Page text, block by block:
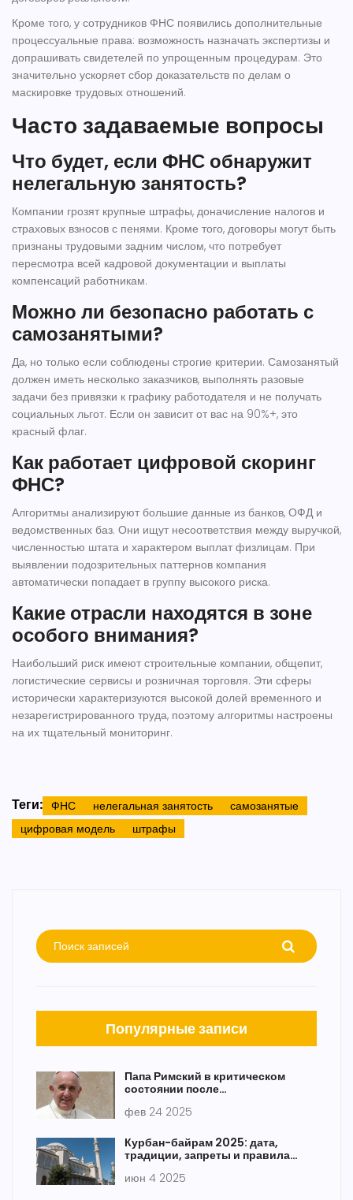
Кроме того, у сотрудников ФНС появились дополнительные
процессуальные права: возможность назначать экспертизы и
допрашивать свидетелей по упрощенным процедурам. Это
значительно ускоряет сбор доказательств по делам о
маскировке трудовых отношений.
Часто задаваемые вопросы
Что будет, если ФНС обнаружит
нелегальную занятость?
Компании грозят крупные штрафы, доначисление налогов и
страховых взносов с пенями. Кроме того, договоры могут быть
признаны трудовыми задним числом, что потребует
пересмотра всей кадровой документации и выплаты
компенсаций работникам.
Можно ли безопасно работать с
самозанятыми?
Да, но только если соблюдены строгие критерии. Самозанятый
должен иметь несколько заказчиков, выполнять разовые
задачи без привязки к графику работодателя и не получать
социальных льгот. Если он зависит от вас на 90%+, это
красный флаг.
Как работает цифровой скоринг
ФНС?
Алгоритмы анализируют большие данные из банков, ОФД и
ведомственных баз. Они ищут несоответствия между выручкой,
численностью штата и характером выплат физлицам. При
выявлении подозрительных паттернов компания
автоматически попадает в группу высокого риска.
Какие отрасли находятся в зоне
особого внимания?
Наибольший риск имеют строительные компании, общепит,
логистические сервисы и розничная торговля. Эти сферы
исторически характеризуются высокой долей временного и
незарегистрированного труда, поэтому алгоритмы настроены
на их тщательный мониторинг.
Теги: ФНС нелегальная занятость
самозанятые
цифровая модель
штрафы
Популярные записи
Папа Римский в критическом
состоянии после
фев 24 2025
Курбан-байрам 2025: дата,
традиции, запреты и правила
июн 4 2025